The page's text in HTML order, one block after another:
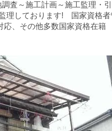
査～施工計画～施工監理・
理しております! 国家資格
、その他多数国家資格在籍